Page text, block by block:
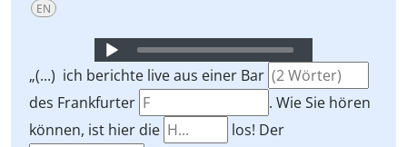
EN
Audio
Player
„(...) ich berichte live aus einer Bar
des Frankfurter
. Wie Sie hören
können, ist hier die
los! Der